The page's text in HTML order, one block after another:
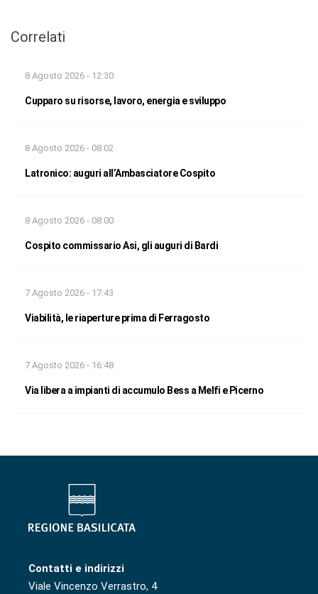
Correlati
8 Agosto 2026 - 12:30
Cupparo su risorse, lavoro, energia e sviluppo
8 Agosto 2026 - 08:02
Latronico: auguri all’Ambasciatore Cospito
8 Agosto 2026 - 08:00
Cospito commissario Asi, gli auguri di Bardi
7 Agosto 2026 - 17:43
Viabilità, le riaperture prima di Ferragosto
7 Agosto 2026 - 16:48
Via libera a impianti di accumulo Bess a Melfi e Picerno
Contatti e indirizzi
Viale Vincenzo Verrastro, 4